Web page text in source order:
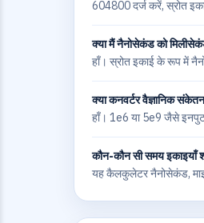
604800 दर्ज करें, स्रोत
क्या मैं नैनोसेकंड को
हाँ। स्रोत इकाई के रूप में
क्या कनवर्टर वैज्ञानिक
हाँ। 1e6 या 5e9 जैसे इनपुट
कौन-कौन सी समय इकाइयाँ
यह कैलकुलेटर नैनोसेकंड,